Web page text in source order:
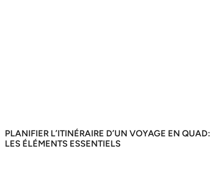
PLANIFIER L’ITINÉRAIRE D’UN VOYAGE EN QUAD:
LES ÉLÉMENTS ESSENTIELS